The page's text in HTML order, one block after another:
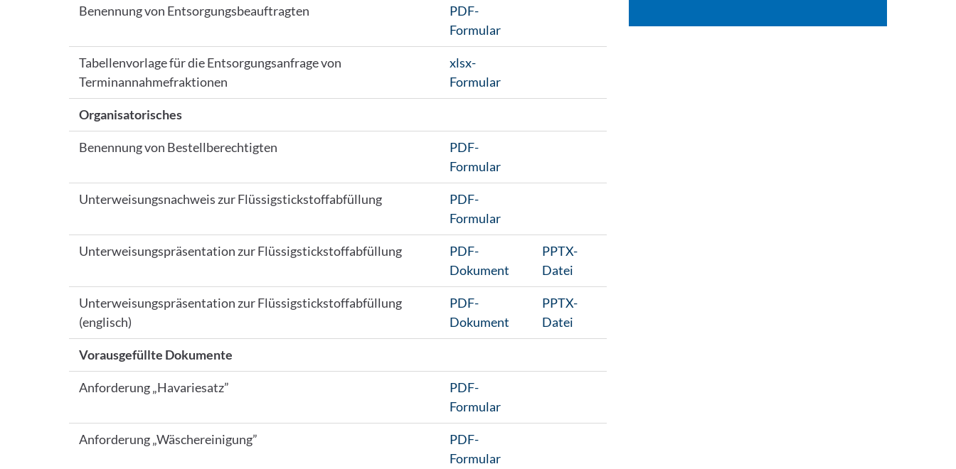
Benennung von Entsorgungsbeauftragten
PDF-
Formular
Tabellenvorlage für die Entsorgungsanfrage von
Terminannahmefraktionen
xlsx-
Formular
Organisatorisches
Benennung von Bestellberechtigten
PDF-
Formular
Unterweisungsnachweis zur Flüssigstickstoffabfüllung
PDF-
Formular
Unterweisungspräsentation zur Flüssigstickstoffabfüllung
PDF-
Dokument
PPTX-
Datei
Unterweisungspräsentation zur Flüssigstickstoffabfüllung
(englisch)
PDF-
Dokument
PPTX-
Datei
Vorausgefüllte Dokumente
Anforderung „Havariesatz”
PDF-
Formular
Anforderung „Wäschereinigung”
PDF-
Formular